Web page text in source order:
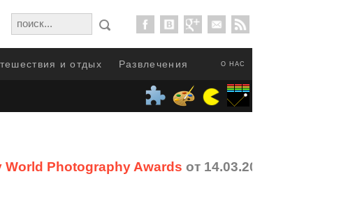
О НАС
и отдых Развлечения
Photography Awards от 14.03.2017